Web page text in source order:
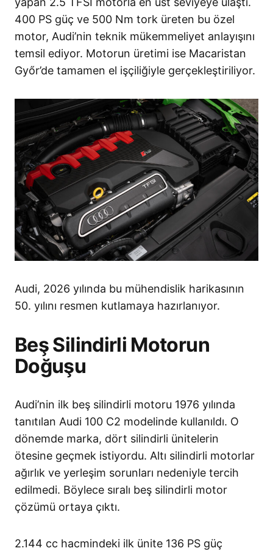
400 PS güç ve 500 Nm tork üreten bu özel
motor, Audi’nin teknik mükemmeliyet anlayışını
temsil ediyor. Motorun üretimi ise Macaristan
Győr’de tamamen el işçiliğiyle gerçekleştiriliyor.
Audi, 2026 yılında bu mühendislik harikasının
50. yılını resmen kutlamaya hazırlanıyor.
Beş Silindirli Motorun
Doğuşu
Audi’nin ilk beş silindirli motoru 1976 yılında
tanıtılan Audi 100 C2 modelinde kullanıldı. O
dönemde marka, dört silindirli ünitelerin
ötesine geçmek istiyordu. Altı silindirli motorlar
ağırlık ve yerleşim sorunları nedeniyle tercih
edilmedi. Böylece sıralı beş silindirli motor
çözümü ortaya çıktı.
2.144 cc hacmindeki ilk ünite 136 PS güç